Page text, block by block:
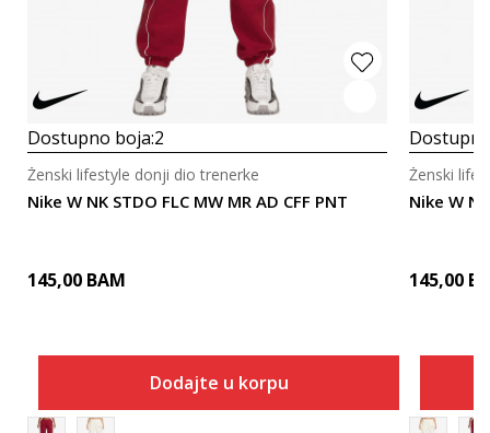
Dostupno boja:2
Nike W NK STDO FLC MW MR AD CFF PNT
Ženski lifestyle donji dio trenerke
145,00 BAM
Dodajte u korpu
Nike W
Ženski
145,00